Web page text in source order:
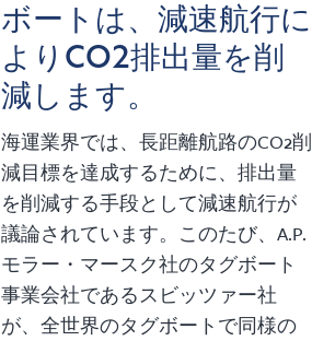
ボートは、減速航行に
よりCO2排出量を削
減します。
海運業界では、長距離航路のCO2削
減目標を達成するために、排出量
を削減する手段として減速航行が
議論されています。このたび、A.P.
モラー・マースク社のタグボート
事業会社であるスビッツァー社
が、全世界のタグボートで同様の